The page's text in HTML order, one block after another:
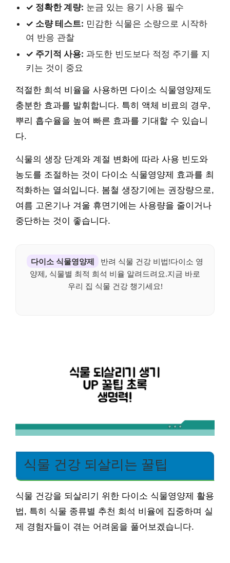
✓ 정확한 계량: 눈금 있는 용기 사용 필수
✓ 소량 테스트: 민감한 식물은 소량으로 시작하
여 반응 관찰
✓ 주기적 사용: 과도한 빈도보다 적정 주기를 지
키는 것이 중요
적절한 희석 비율을 사용하면 다이소 식물영양제도
충분한 효과를 발휘합니다. 특히 액체 비료의 경우,
뿌리 흡수율을 높여 빠른 효과를 기대할 수 있습니
다.
식물의 생장 단계와 계절 변화에 따라 사용 빈도와
농도를 조절하는 것이 다이소 식물영양제 효과를 최
적화하는 열쇠입니다. 봄철 생장기에는 권장량으로,
여름 고온기나 겨울 휴면기에는 사용량을 줄이거나
중단하는 것이 좋습니다.
다이소 식물영양제
반려 식물 건강 비법!다이소 영
양제, 식물별 최적 희석 비율 알려드려요.지금 바로
우리 집 식물 건강 챙기세요!
식물 건강 되살리는 꿀팁
식물 건강을 되살리기 위한 다이소 식물영양제 활용
법, 특히 식물 종류별 추천 희석 비율에 집중하며 실
제 경험자들이 겪는 어려움을 풀어보겠습니다.